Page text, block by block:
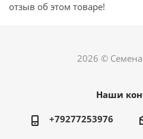
отзыв об этом товаре!
2026 ©
Наши
+79277253976